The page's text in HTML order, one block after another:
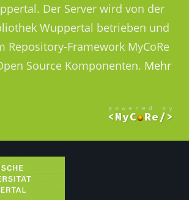
Der Server wird von der
Wuppertal betrieben und
Repository-Framework MyCoRe
Source Komponenten. Mehr